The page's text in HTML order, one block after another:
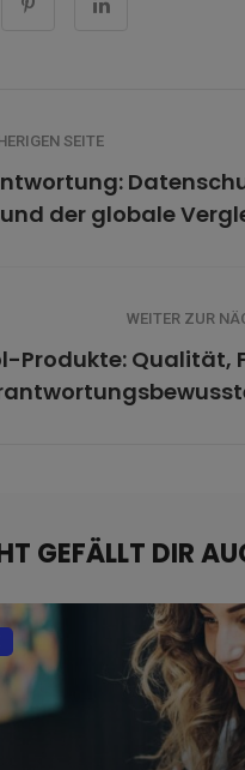
SEITE
der globale
WEITER ZUR
Produkte: Qualität,
GEFÄLLT DIR